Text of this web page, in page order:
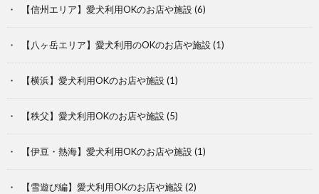
【信州エリア】愛犬利用OKのお店や施設(6)
【八ヶ岳エリア】愛犬利用のOKのお店や施設(1)
【横浜】愛犬利用OKのお店や施設(1)
【秩父】愛犬利用OKのお店や施設(5)
【伊豆・熱海】愛犬利用OKのお店や施設(1)
【雪遊び編】愛犬利用OKのお店や施設(2)